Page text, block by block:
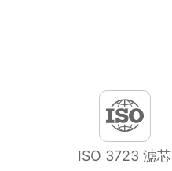
ISO 3723 滤芯